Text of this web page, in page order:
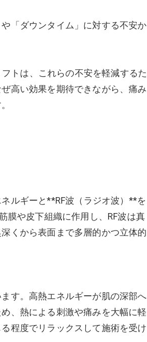
「ダウンタイム」に対する不安か
トは、これらの不安を軽減するた
高い効果を期待できながら、痛み
ルギーと**RF波（ラジオ波）**を
膜や皮下組織に作用し、RF波は真
くから表面まで多層的かつ立体的
す。高熱エネルギーが肌の深部へ
、熱による刺激や痛みを大幅に軽
程度でリラックスして施術を受け